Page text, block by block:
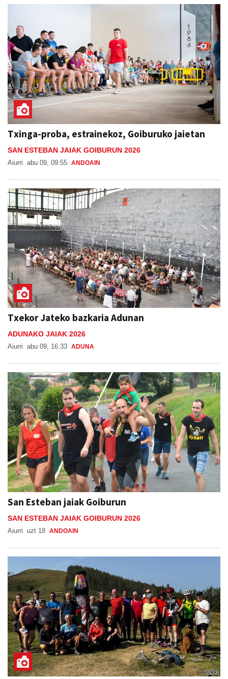
Txinga-proba, estrainekoz, Goiburuko jaietan
SAN ESTEBAN JAIAK GOIBURUN 2026
Aiurri abu 09, 09:55 ANDOAIN
Txekor Jateko bazkaria Adunan
ADUNAKO JAIAK 2026
Aiurri abu 09, 16:33 ADUNA
San Esteban jaiak Goiburun
SAN ESTEBAN JAIAK GOIBURUN 2026
Aiurri uzt 18 ANDOAIN